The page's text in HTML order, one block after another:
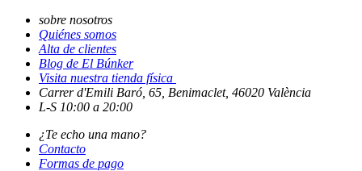
sobre nosotros
Quiénes somos
Alta de clientes
Blog de El Búnker
Visita nuestra tienda física
Carrer d'Emili Baró, 65, Benimaclet, 46020 València
L-S 10:00 a 20:00
¿Te echo una mano?
Contacto
Formas de pago